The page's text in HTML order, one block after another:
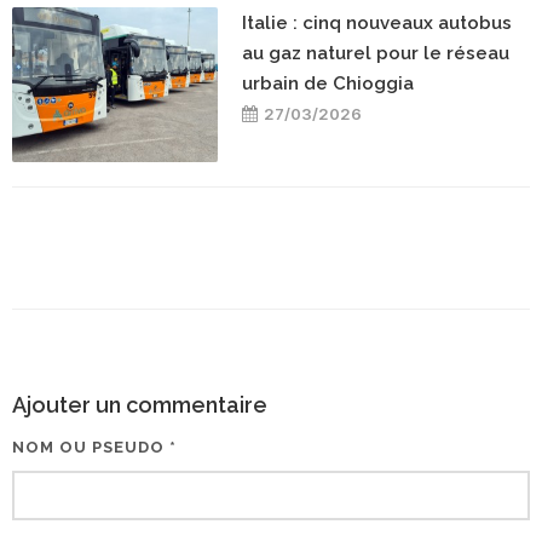
Italie : cinq nouveaux autobus
au gaz naturel pour le réseau
urbain de Chioggia
27/03/2026
Ajouter un commentaire
NOM OU PSEUDO *